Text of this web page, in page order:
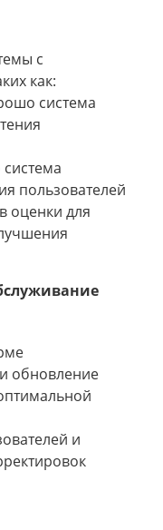
с
как:
система
пользователей
оценки для
обновление
и